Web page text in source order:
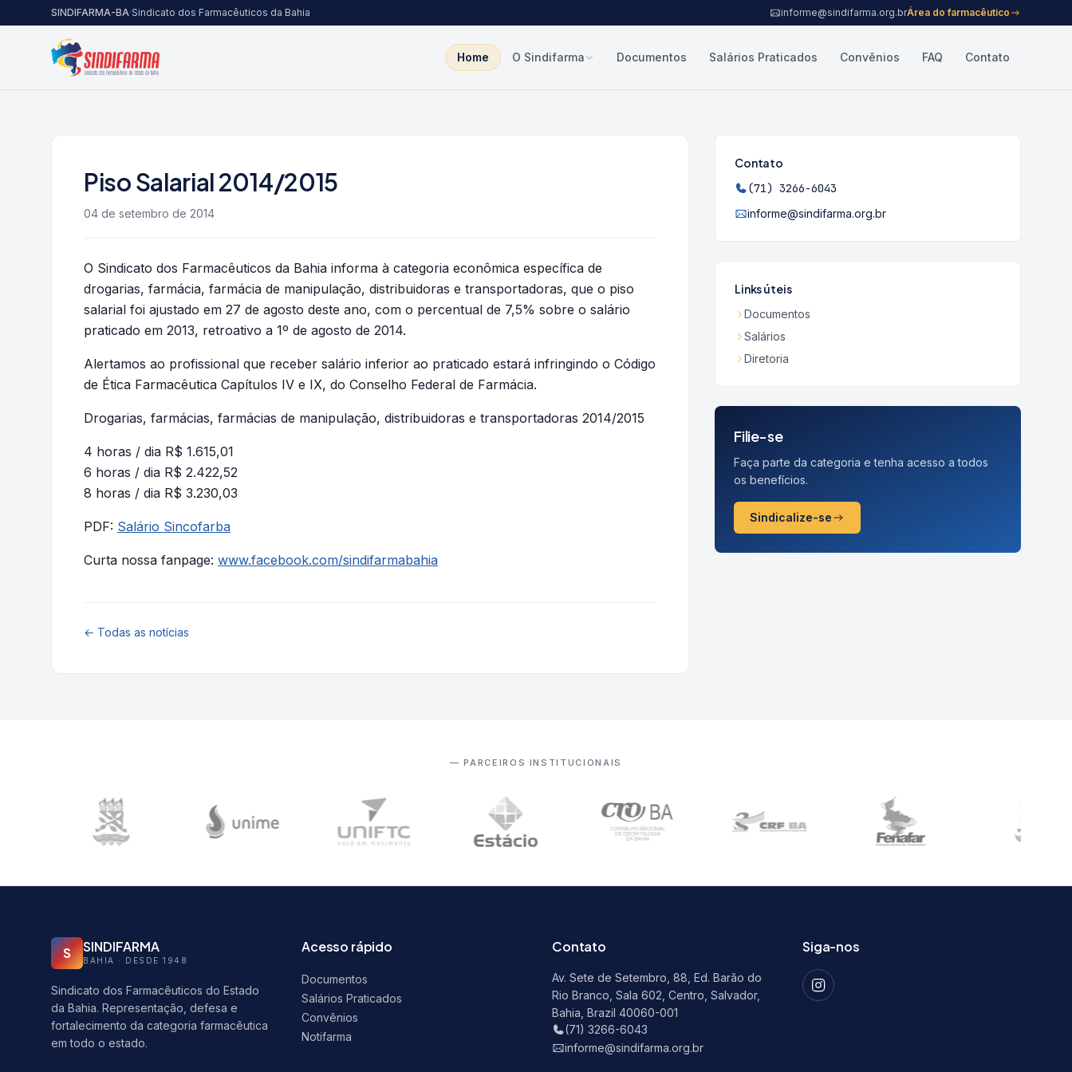
Pular para o conteúdo
SINDIFARMA-BA·Sindicato dos Farmacêuticos da Bahia informe@sindifarma.org.brÁrea do farmacêutico
Home O Sindifarma Documentos Salários Praticados Convênios FAQ Contato
Piso Salarial 2014/2015
04 de setembro de 2014
O Sindicato dos Farmacêuticos da Bahia informa à categoria econômica específica de
drogarias, farmácia, farmácia de manipulação, distribuidoras e transportadoras, que o piso
salarial foi ajustado em 27 de agosto deste ano, com o percentual de 7,5% sobre o salário
praticado em 2013, retroativo a 1º de agosto de 2014.
Alertamos ao profissional que receber salário inferior ao praticado estará infringindo o Código
de Ética Farmacêutica Capítulos IV e IX, do Conselho Federal de Farmácia.
Drogarias, farmácias, farmácias de manipulação, distribuidoras e transportadoras 2014/2015
4 horas / dia R$ 1.615,01
6 horas / dia R$ 2.422,52
8 horas / dia R$ 3.230,03
PDF: Salário Sincofarba
Curta nossa fanpage: www.facebook.com/sindifarmabahia
← Todas as notícias
Contato
(71) 3266-6043
informe@sindifarma.org.br
Links úteis
Documentos
Salários
Diretoria
Filie-se
Faça parte da categoria e tenha acesso a todos
os benefícios.
Sindicalize-se
— PARCEIROS INSTITUCIONAIS
S SINDIFARMA
BAHIA · DESDE 1948
Sindicato dos Farmacêuticos do Estado
da Bahia. Representação, defesa e
fortalecimento da categoria farmacêutica
em todo o estado.
Acesso rápido
Documentos
Salários Praticados
Convênios
Notifarma
Contato
Av. Sete de Setembro, 88, Ed. Barão do
Rio Branco, Sala 602, Centro, Salvador,
Bahia, Brazil 40060-001
(71) 3266-6043
informe@sindifarma.org.br
Siga-nos